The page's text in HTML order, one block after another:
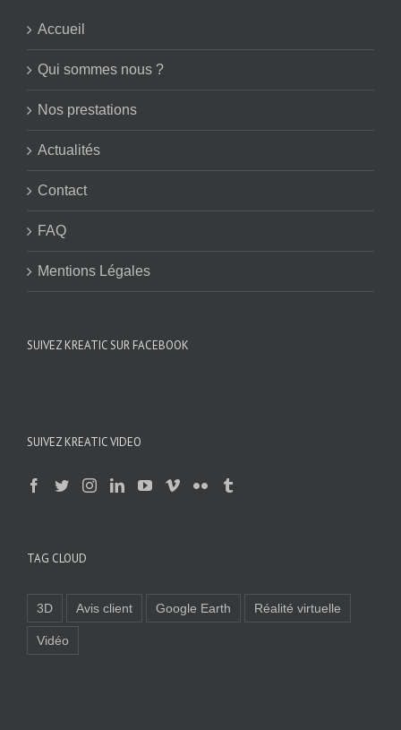
Accueil
Qui sommes nous ?
Nos prestations
Actualités
Contact
FAQ
Mentions Légales
SUIVEZ KREATIC SUR FACEBOOK
SUIVEZ KREATIC VIDEO
TAG CLOUD
3D Avis client Google Earth Réalité virtuelle
Vidéo